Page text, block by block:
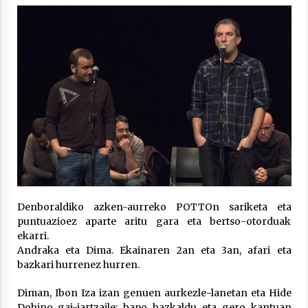
Arrosa sareko IX. topaketak!
Azaroak 6 Iurretan Arrosa sarearen
IX. topaketak
2021/10/04
Segura irratian Arrosaren 20 urteez
2021/07/22
Arrosari buruzko erreportaia
Denboraldiko azken-aurreko POTTOn sariketa eta
puntuazioez aparte aritu gara eta bertso-otorduak
ekarri.
Andraka eta Dima. Ekainaren 2an eta 3an, afari eta
bazkari hurrenez hurren.
Diman, Ibon Iza izan genuen aurkezle-lanetan eta Hide